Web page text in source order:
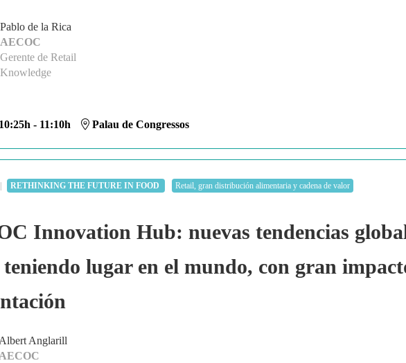
Pablo de la Rica
AECOC
Gerente de Retail
Knowledge
10:25h - 11:10h Palau de Congressos
RETHINKING THE FUTURE IN FOOD Retail, gran distribución alimentaria y cadena de valor
Innovation Hub: nuevas tendencias
teniendo lugar en el mundo, con gran
Albert Anglarill
AECOC